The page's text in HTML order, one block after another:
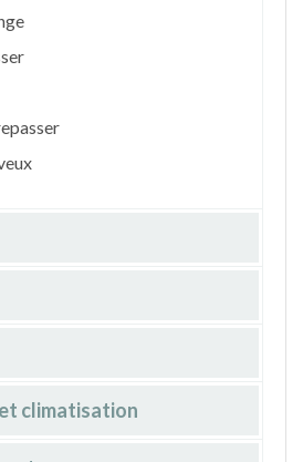
climatisation